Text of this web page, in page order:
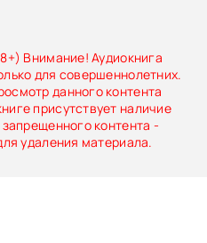
Внимание! Аудиокнига
для совершеннолетних.
данного контента
присутствует наличие
контента -
удаления материала.